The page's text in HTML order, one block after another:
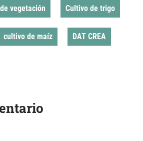
vegetación Cultivo de trigo
cultivo de maíz DAT CREA